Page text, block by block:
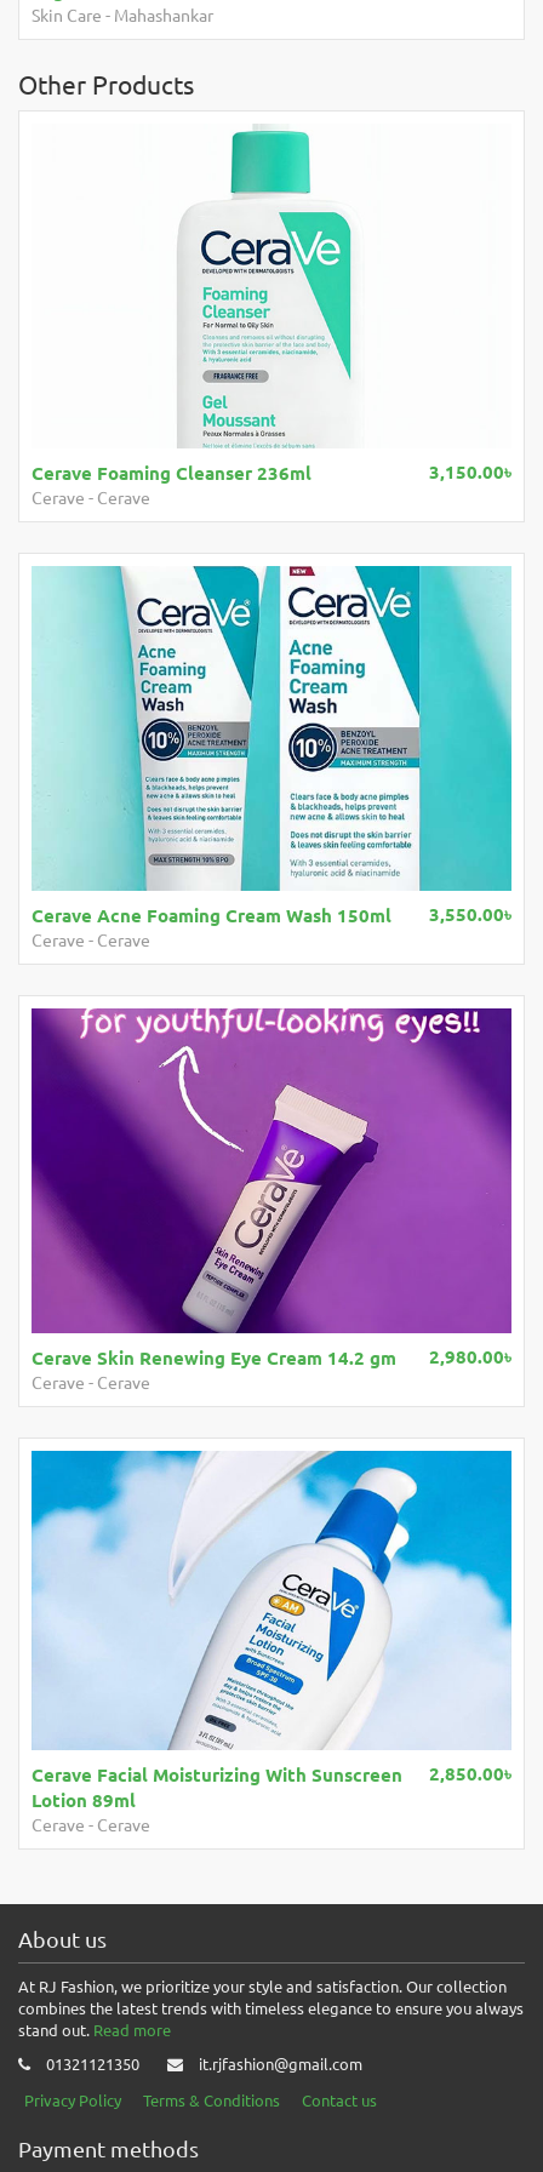
Medicube-Medicube
Other Products
3,150.00৳
Cerave Foaming Cleanser 236ml
Cerave - Cerave
3,550.00৳
Cerave Acne Foaming Cream Wash 150ml
Cerave - Cerave
2,980.00৳
Cerave Skin Renewing Eye Cream 14.2 gm
Cerave - Cerave
2,850.00৳
Cerave Facial Moisturizing With Sunscreen
Lotion 89ml
Cerave - Cerave
About us
At RJ Fashion, we prioritize your style and satisfaction. Our collection
combines the latest trends with timeless elegance to ensure you always
stand out. Read more
01321121350
it.rjfashion@gmail.com
Privacy Policy
Terms & Conditions Contact us
Payment methods